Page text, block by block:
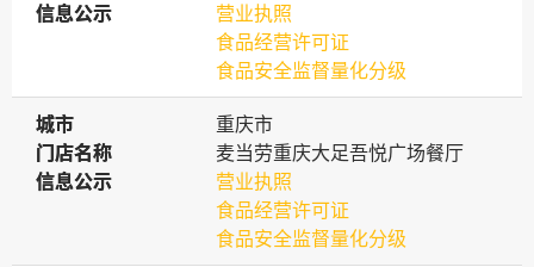
信息公示
信息公示
营业执照
食品经营许可证
食品安全监督量化分级
城市
城市
重庆市
门店名称
门店名称
麦当劳重庆大足吾悦广场餐厅
信息公示
信息公示
营业执照
食品经营许可证
食品安全监督量化分级